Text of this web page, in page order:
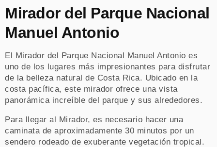
Mirador del Parque Nacional
Manuel Antonio
El Mirador del Parque Nacional Manuel Antonio es
uno de los lugares más impresionantes para disfrutar
de la belleza natural de Costa Rica. Ubicado en la
costa pacífica, este mirador ofrece una vista
panorámica increíble del parque y sus alrededores.
Para llegar al Mirador, es necesario hacer una
caminata de aproximadamente 30 minutos por un
sendero rodeado de exuberante vegetación tropical.